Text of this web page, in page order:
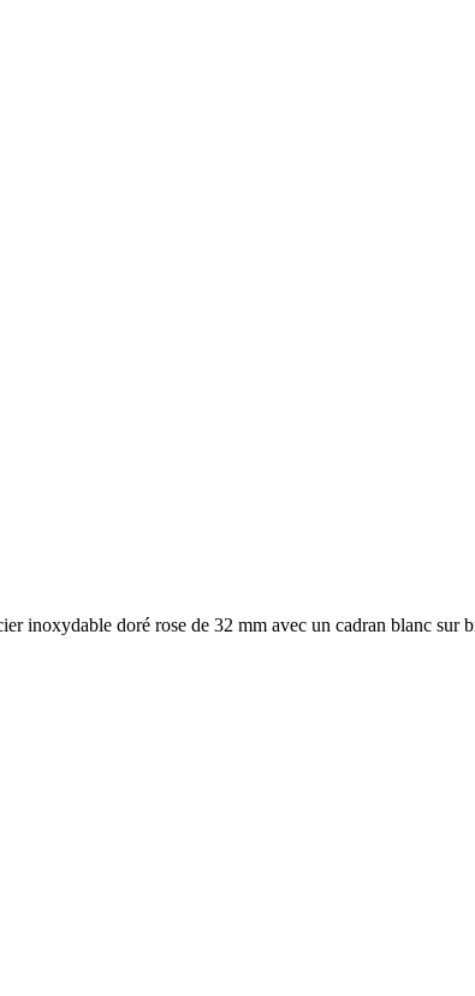
inoxydable doré rose de 32 mm avec un cadran blanc sur